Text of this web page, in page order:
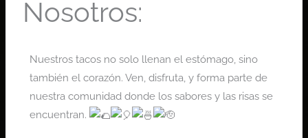
Nosotros:
Nuestros tacos no solo llenan el estómago, sino
también el corazón. Ven, disfruta, y forma parte de
nuestra comunidad donde los sabores y las risas se
encuentran.